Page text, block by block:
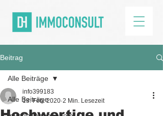
Beitrag
Alle Beiträge
Alle Beiträge
info399183
13. Feb. 2020 2 Min. Lesezeit